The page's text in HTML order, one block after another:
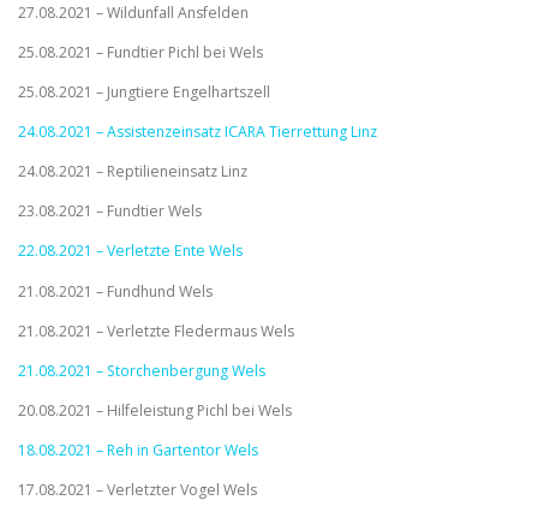
27.08.2021 – Wildunfall Ansfelden
25.08.2021 – Fundtier Pichl bei Wels
25.08.2021 – Jungtiere Engelhartszell
24.08.2021 – Assistenzeinsatz ICARA Tierrettung Linz
24.08.2021 – Reptilieneinsatz Linz
23.08.2021 – Fundtier Wels
22.08.2021 – Verletzte Ente Wels
21.08.2021 – Fundhund Wels
21.08.2021 – Verletzte Fledermaus Wels
21.08.2021 – Storchenbergung Wels
20.08.2021 – Hilfeleistung Pichl bei Wels
18.08.2021 – Reh in Gartentor Wels
17.08.2021 – Verletzter Vogel Wels